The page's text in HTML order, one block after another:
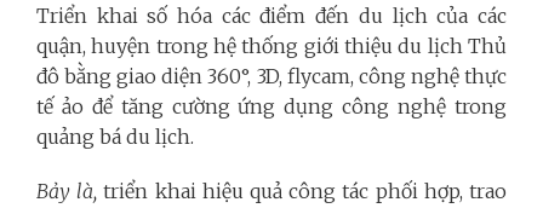
Triển khai số hóa các điểm đến du lịch của các
quận, huyện trong hệ thống giới thiệu du lịch Thủ
đô bằng giao diện 360°, 3D, flycam, công nghệ thực
tế ảo để tăng cường ứng dụng công nghệ trong
quảng bá du lịch.
Bảy là, triển khai hiệu quả công tác phối hợp, trao